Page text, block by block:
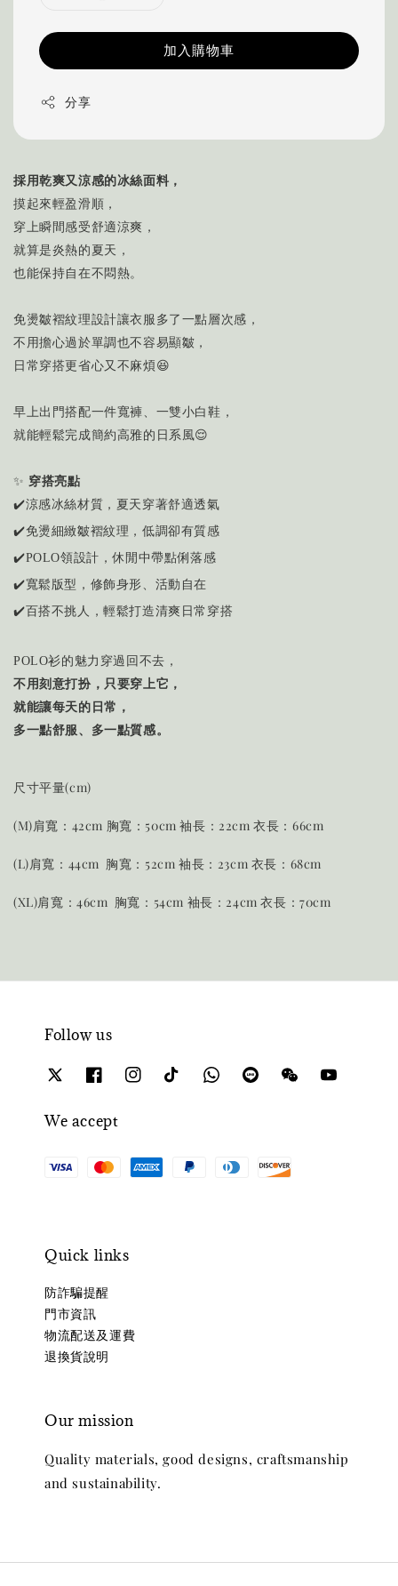
加入購物車
分享
採用乾爽又涼感的冰絲面料，
摸起來輕盈滑順，
穿上瞬間感受舒適涼爽，
就算是炎熱的夏天，
也能保持自在不悶熱。
免燙皺褶紋理設計讓衣服多了一點層次感，
不用擔心過於單調也不容易顯皺，
日常穿搭更省心又不麻煩😆
早上出門搭配一件寬褲、一雙小白鞋，
就能輕鬆完成簡約高雅的日系風😌
✨穿搭亮點
✔️涼感冰絲材質，夏天穿著舒適透氣
✔️免燙細緻皺褶紋理，低調卻有質感
✔️POLO領設計，休閒中帶點俐落感
✔️寬鬆版型，修飾身形、活動自在
✔️百搭不挑人，輕鬆打造清爽日常穿搭
POLO衫的魅力穿過回不去，
不用刻意打扮，只要穿上它，
就能讓每天的日常，
多一點舒服、多一點質感。
尺寸平量(cm)
(M)肩寬：42cm 胸寬：50cm袖長：22cm衣長：66cm
(L)肩寬：44cm 胸寬：52cm袖長：23cm 衣長：68cm
(XL)肩寬：46cm 胸寬：54cm 袖長：24cm衣長：70cm
Follow us
We accept
Quick links
防詐騙提醒
門市資訊
物流配送及運費
退換貨說明
Our mission
Quality materials, good designs, craftsmanship
and sustainability.